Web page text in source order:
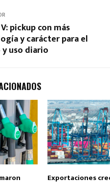
pickup con más
y carácter para el
uso diario
Exportaciones